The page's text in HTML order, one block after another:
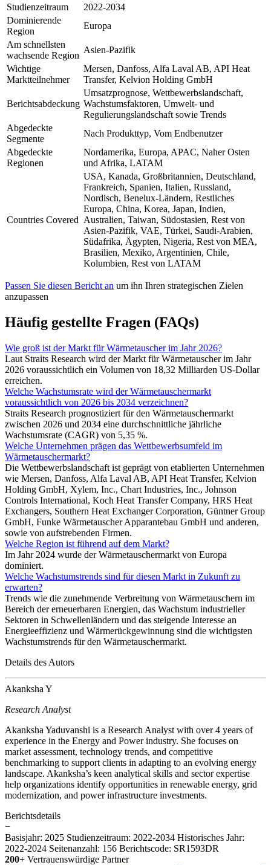
Studienzeitraum
2022-2034
Dominierende
Region
Europa
Am schnellsten
wachsende Region
Asien-Pazifik
Wichtige
Marktteilnehmer
Mersen, Danfoss, Alfa Laval AB, API Heat
Transfer, Kelvion Holding GmbH
Berichtsabdeckung
Umsatzprognose, Wettbewerbslandschaft,
Wachstumsfaktoren, Umwelt- und
Regulierungslandschaft sowie Trends
Abgedeckte
Segmente
Nach Produkttyp, Vom Endbenutzer
Abgedeckte
Regionen
Nordamerika, Europa, APAC, Naher Osten
und Afrika, LATAM
Countries Covered
USA, Kanada, Großbritannien, Deutschland,
Frankreich, Spanien, Italien, Russland,
Nordisch, Benelux-Ländern, Restliches
Europa, China, Korea, Japan, Indien,
Australien, Taiwan, Südostasien, Rest von
Asien-Pazifik, VAE, Türkei, Saudi-Arabien,
Südafrika, Ägypten, Nigeria, Rest von MEA,
Brasilien, Mexiko, Argentinien, Chile,
Kolumbien, Rest von LATAM
Passen Sie diesen Bericht an um ihn Ihren strategischen Zielen
anzupassen
Häufig gestellte Fragen (FAQs)
Wie groß ist der Markt für Wärmetauscher im Jahr 2026?
Laut Straits Research wird der Markt für Wärmetauscher im Jahr
2026 voraussichtlich ein Volumen von 18,32 Milliarden US-Dollar
erreichen.
Welche Wachstumsrate wird der Wärmetauschermarkt
voraussichtlich von 2026 bis 2034 verzeichnen?
Straits Research prognostiziert für den Wärmetauschermarkt
zwischen 2026 und 2034 eine durchschnittliche jährliche
Wachstumsrate (CAGR) von 5,35 %.
Welche Unternehmen prägen das Wettbewerbsumfeld im
Wärmetauschermarkt?
Die Wettbewerbslandschaft ist geprägt von etablierten Unternehmen
wie Mersen, Danfoss, Alfa Laval AB, API Heat Transfer, Kelvion
Holding GmbH, Xylem, Inc., Chart Industries, Inc., Johnson
Controls International, Koch Heat Transfer Company, HRS Heat
Exchangers, Southern Heat Exchanger Corporation, Güntner Group
GmbH, Funke Wärmetauscher Apparantebau GmbH und anderen,
sowie von aufstrebenden Firmen.
Welche Region ist führend auf dem Markt?
Im Jahr 2024 wurde der Wärmetauschermarkt von Europa
dominiert.
Welche Wachstumstrends sind für diesen Markt in Zukunft zu
erwarten?
Trends wie die zunehmende Verbreitung von Wärmetauschern im
Bereich der erneuerbaren Energien, das Wachstum industrieller
Sektoren in Schwellenländern und das steigende Interesse an
Energieeffizienz und Wärmerückgewinnung sind die wichtigsten
Wachstumstrends für den Wärmetauschermarkt.
Details des Autors
Akanksha Y
Research Analyst
Akanksha Yaduvanshi is a Research Analyst with over 4 years of
experience in the Energy and Power industry. She focuses on
market assessment, technology trends, and competitive
benchmarking to support clients in adapting to an evolving energy
landscape. Akanksha’s keen analytical skills and sector expertise
help organizations identify opportunities in renewable energy, grid
modernization, and power infrastructure investments.
Berichtsdetails
−
Basisjahr: 2025 Studienzeitraum: 2022-2034 Historisches Jahr:
2022-2024 Seitenanzahl: 156 Berichtscode: SR1593DR
200+ Vertrauenswürdige Partner